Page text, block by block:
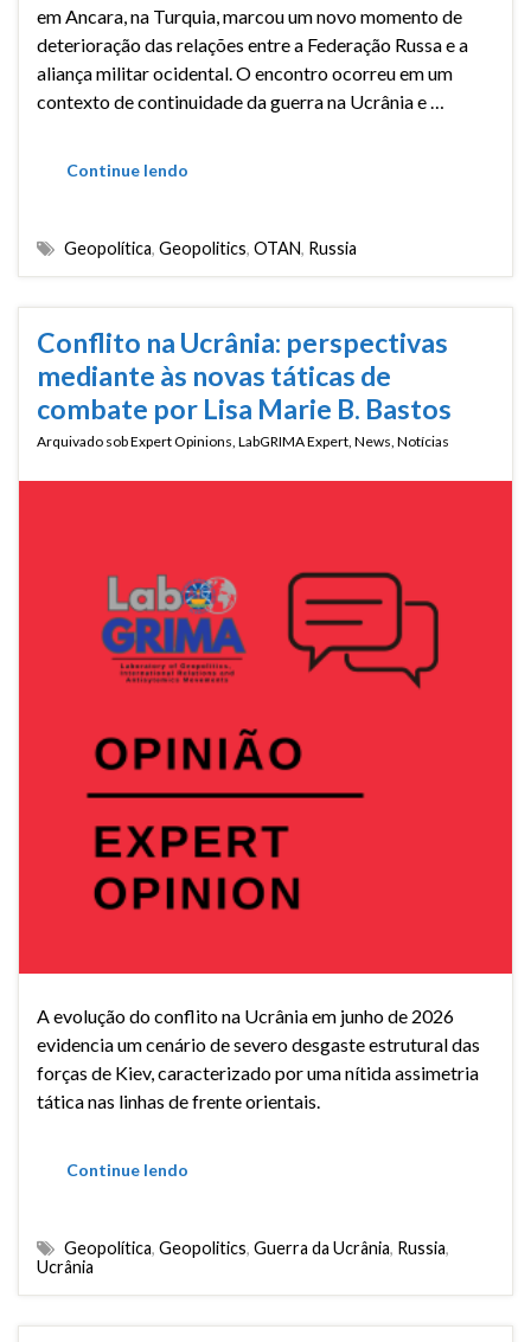
em Ancara, na Turquia, marcou um novo momento de
deterioração das relações entre a Federação Russa e a
aliança militar ocidental. O encontro ocorreu em um
contexto de continuidade da guerra na Ucrânia e …
Continue lendo
Geopolítica, Geopolitics, OTAN, Russia
Conflito na Ucrânia: perspectivas
mediante às novas táticas de
combate por Lisa Marie B. Bastos
Arquivado sobExpert Opinions LabGRIMA Expert News Notícias
A evolução do conflito na Ucrânia em junho de 2026
evidencia um cenário de severo desgaste estrutural das
forças de Kiev, caracterizado por uma nítida assimetria
tática nas linhas de frente orientais.
Continue lendo
Geopolítica, Geopolitics, Guerra da Ucrânia, Russia,
Ucrânia